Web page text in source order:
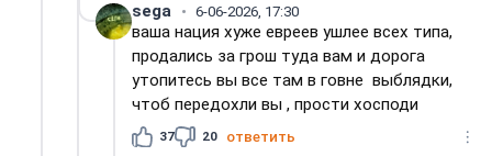
sega 6-06-2026, 17:30
ваша нация хуже евреев ушлее всех типа,
продались за грош туда вам и дорога
утопитесь вы все там в говне выблядки,
чтоб передохли вы , прости хосподи
37 20 ответить